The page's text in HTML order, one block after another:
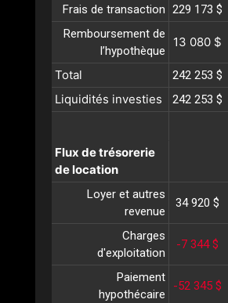
Frais de transaction 229 173 $
Remboursement de
l’hypothèque
13 080 $
Total 242 253 $
Liquidités investies 242 253 $
Flux de trésorerie
de location
Loyer et autres
revenue
34 920 $
Charges
d'exploitation
-7 344 $
Paiement
hypothécaire
-52 345 $